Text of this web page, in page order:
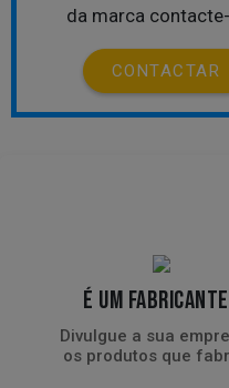
da marca
CONTACTAR
É UM
Divulgue a sua
os produtos que